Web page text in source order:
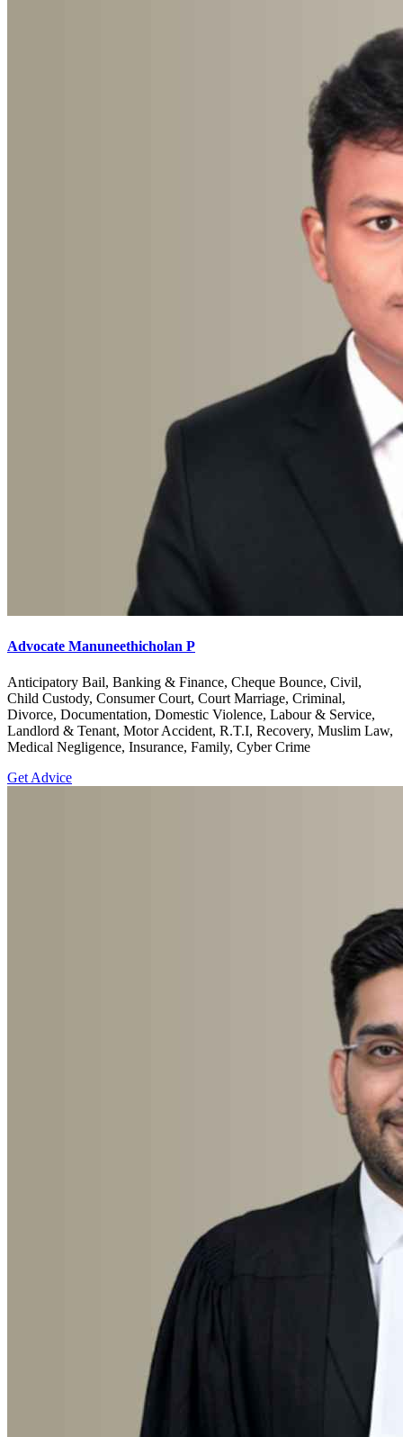
Advocate Manuneethicholan P
Anticipatory Bail, Banking & Finance, Cheque Bounce, Civil,
Child Custody, Consumer Court, Court Marriage, Criminal,
Divorce, Documentation, Domestic Violence, Labour & Service,
Landlord & Tenant, Motor Accident, R.T.I, Recovery, Muslim Law,
Medical Negligence, Insurance, Family, Cyber Crime
Get Advice